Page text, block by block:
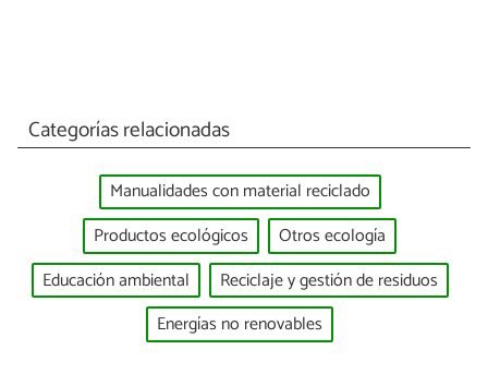
Categorías relacionadas
Manualidades con material reciclado
Productos ecológicos
Otros ecología
Educación ambiental
Reciclaje y gestión de residuos
Energías no renovables